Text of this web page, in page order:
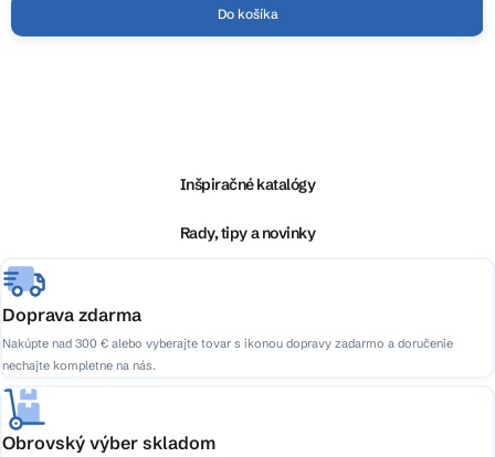
Do košíka
e
Inšpiračné katalógy
Rady, tipy a novinky
Doprava zdarma
Nakúpte nad 300 € alebo vyberajte tovar s ikonou dopravy zadarmo a doručenie
nechajte kompletne na nás.
Obrovský výber skladom